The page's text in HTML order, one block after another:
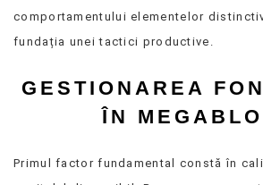
comportamentului elementelor
fundația unei tactici productive.
GESTIONAREA
ÎN
Primul factor fundamental constă în